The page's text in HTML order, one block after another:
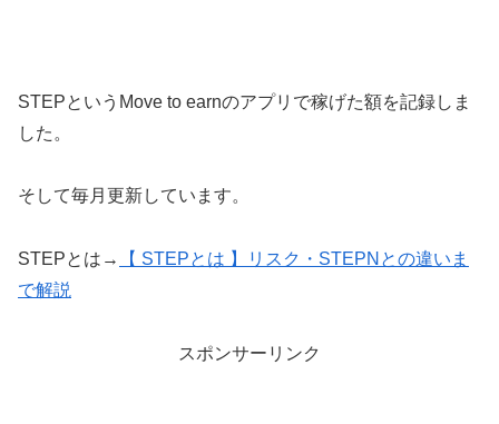
STEPというMove to earnのアプリで稼げた額を記録しま
した。
そして毎月更新しています。
STEPとは→
【 STEPとは 】リスク・STEPNとの違いま
で解説
スポンサーリンク